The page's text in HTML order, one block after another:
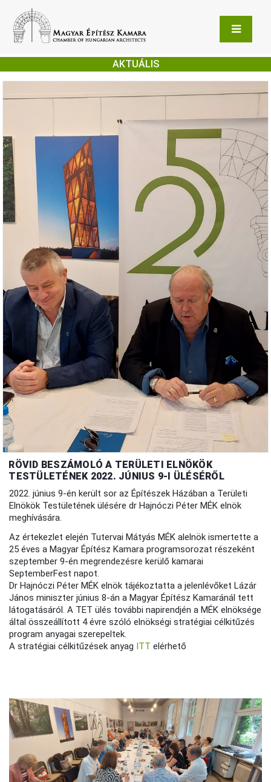
AKTUÁLIS
RÖVID BESZÁMOLÓ A TERÜLETI ELNÖKÖK
TESTÜLETÉNEK 2022. JÚNIUS 9-I ÜLÉSÉRŐL
2022. június 9-én került sor az Építészek Házában a Területi
Elnökök Testületének ülésére dr Hajnóczi Péter MÉK elnök
meghívására.
Az értekezlet elején Tutervai Mátyás MÉK alelnök ismertette a
25 éves a Magyar Építész Kamara programsorozat részeként
szeptember 9-én megrendezésre kerülő kamarai
SeptemberFest napot.
Dr Hajnóczi Péter MÉK elnök tájékoztatta a jelenlévőket Lázár
János miniszter június 8-án a Magyar Építész Kamaránál tett
látogatásáról. A TET ülés további napirendjén a MÉK elnöksége
által összeállított 4 évre szóló elnökségi stratégiai célkitűzés
program anyagai szerepeltek.
A stratégiai célkitűzések anyag ITT elérhető